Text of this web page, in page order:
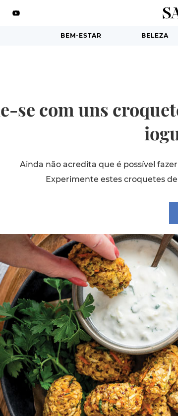
BEM-ESTAR BELEZA
se com uns
Ainda não acredita que é possível
Experimente estes croquetes